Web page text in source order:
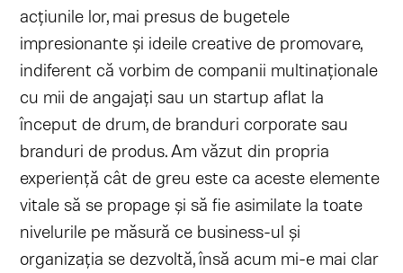
acțiunile lor, mai presus de bugetele
impresionante și ideile creative de promovare,
indiferent că vorbim de companii multinaționale
cu mii de angajați sau un startup aflat la
început de drum, de branduri corporate sau
branduri de produs. Am văzut din propria
experiență cât de greu este ca aceste elemente
vitale să se propage și să fie asimilate la toate
nivelurile pe măsură ce business-ul și
organizația se dezvoltă, însă acum mi-e mai clar